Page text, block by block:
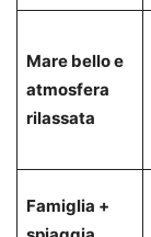
Mare bello e
atmosfera
rilassata
Famiglia +